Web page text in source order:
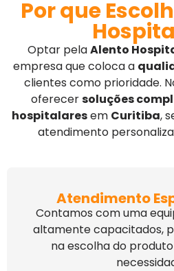
Por que
Optar pelaAlento
empresa que coloca a
clientes como prioridade.
oferecersoluções
hospitalaresem Curitiba,
atendimento
Atendimento
Contamos com uma
altamente capacitados,
na escolha do